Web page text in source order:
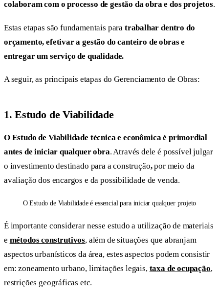
colaboram com o processo de gestão da obra e dos projetos.
Estas etapas são fundamentais para trabalhar dentro do
orçamento, efetivar a gestão do canteiro de obras e
entregar um serviço de qualidade.
A seguir, as principais etapas do Gerenciamento de Obras:
1. Estudo de Viabilidade
O Estudo de Viabilidade técnica e econômica é primordial
antes de iniciar qualquer obra. Através dele é possível julgar
o investimento destinado para a construção,por meio da
avaliação dos encargos e da possibilidade de venda.
O Estudo de Viabilidade é essencial para iniciar qualquer projeto
É importante considerar nesse estudo a utilização de materiais
e métodos construtivos, além de situações que abranjam
aspectos urbanísticos da área, estes aspectos podem consistir
em: zoneamento urbano, limitações legais, taxa de ocupação,
restrições geográficas etc.